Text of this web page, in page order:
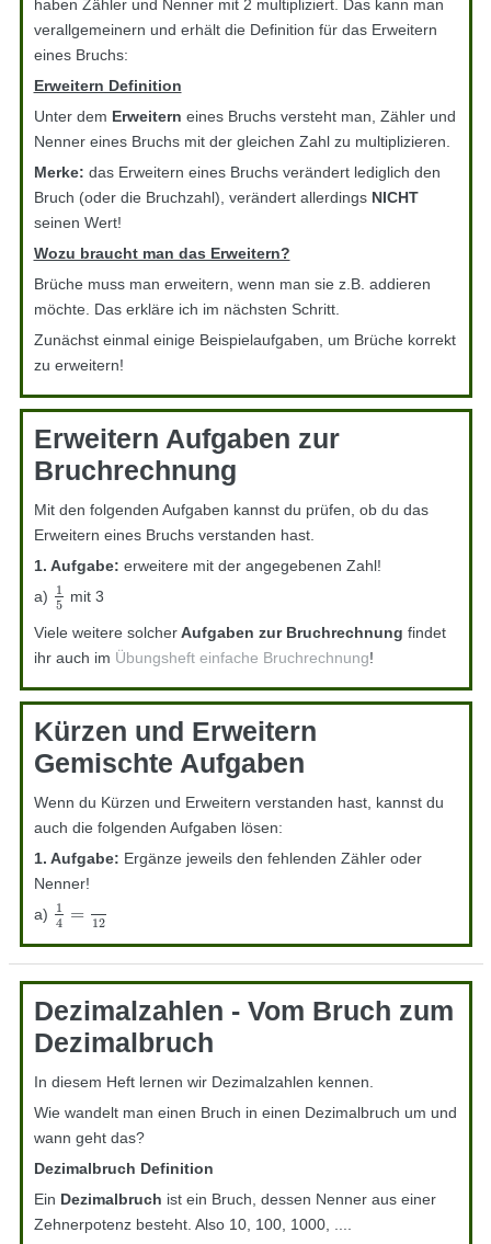
haben Zähler und Nenner mit 2 multipliziert. Das kann man
verallgemeinern und erhält die Definition für das Erweitern
eines Bruchs:
Erweitern Definition
Unter dem Erweitern eines Bruchs versteht man, Zähler und
Nenner eines Bruchs mit der gleichen Zahl zu multiplizieren.
Merke: das Erweitern eines Bruchs verändert lediglich den
Bruch (oder die Bruchzahl), verändert allerdings NICHT
seinen Wert!
Wozu braucht man das Erweitern?
Brüche muss man erweitern, wenn man sie z.B. addieren
möchte. Das erkläre ich im nächsten Schritt.
Zunächst einmal einige Beispielaufgaben, um Brüche korrekt
zu erweitern!
Erweitern Aufgaben zur
Bruchrechnung
Mit den folgenden Aufgaben kannst du prüfen, ob du das
Erweitern eines Bruchs verstanden hast.
1. Aufgabe: erweitere mit der angegebenen Zahl!
a)
1
5
15 mit 3
Viele weitere solcherAufgaben zur Bruchrechnung findet
ihr auch im Übungsheft einfache Bruchrechnung!
Kürzen und Erweitern
Gemischte Aufgaben
Wenn du Kürzen und Erweitern verstanden hast, kannst du
auch die folgenden Aufgaben lösen:
1. Aufgabe: Ergänze jeweils den fehlenden Zähler oder
Nenner!
a)
1
4
= 12
14 =12
Dezimalzahlen - Vom Bruch zum
Dezimalbruch
In diesem Heft lernen wir Dezimalzahlen kennen.
Wie wandelt man einen Bruch in einen Dezimalbruch um und
wann geht das?
Dezimalbruch Definition
Ein Dezimalbruch ist ein Bruch, dessen Nenner aus einer
Zehnerpotenz besteht. Also 10, 100, 1000, ....